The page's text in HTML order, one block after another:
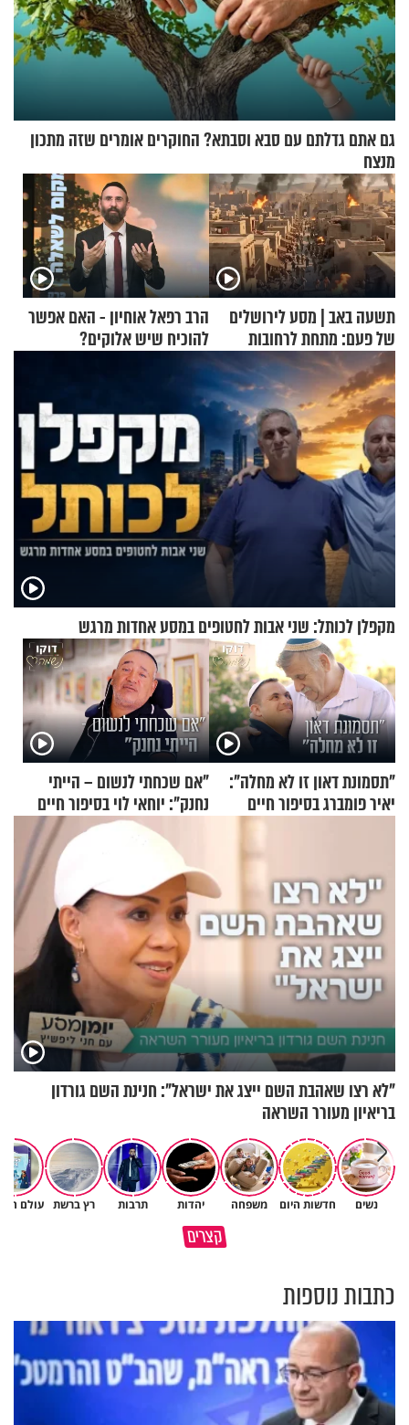
גם אתם גדלתם עם סבא וסבתא? החוקרים אומרים שזה מתכון
מנצח
תשעה באב | מסע לירושלים
של פעם: מתחת לרחובות
ירושלים
הרב רפאל אוחיון - האם אפשר
להוכיח שיש אלוקים?
מקפלן לכותל: שני אבות לחטופים במסע אחדות מרגש
"תסמונת דאון זו לא מחלה":
יאיר פומברג בסיפור חיים
"אם שכחתי לנשום – הייתי
נחנק": יוחאי לוי בסיפור חיים
מעורר השראה
"לא רצו שאהבת השם ייצג את ישראל": חנינת השם גורדון
בריאיון מעורר השראה
נשים חדשות היום משפחה יהדות תרבות רץ ברשת עולם
קצרים
תשתמש באהבה של השם לטובתך
פותחים פתח קטן - ומקבלים
כתבות נוספות